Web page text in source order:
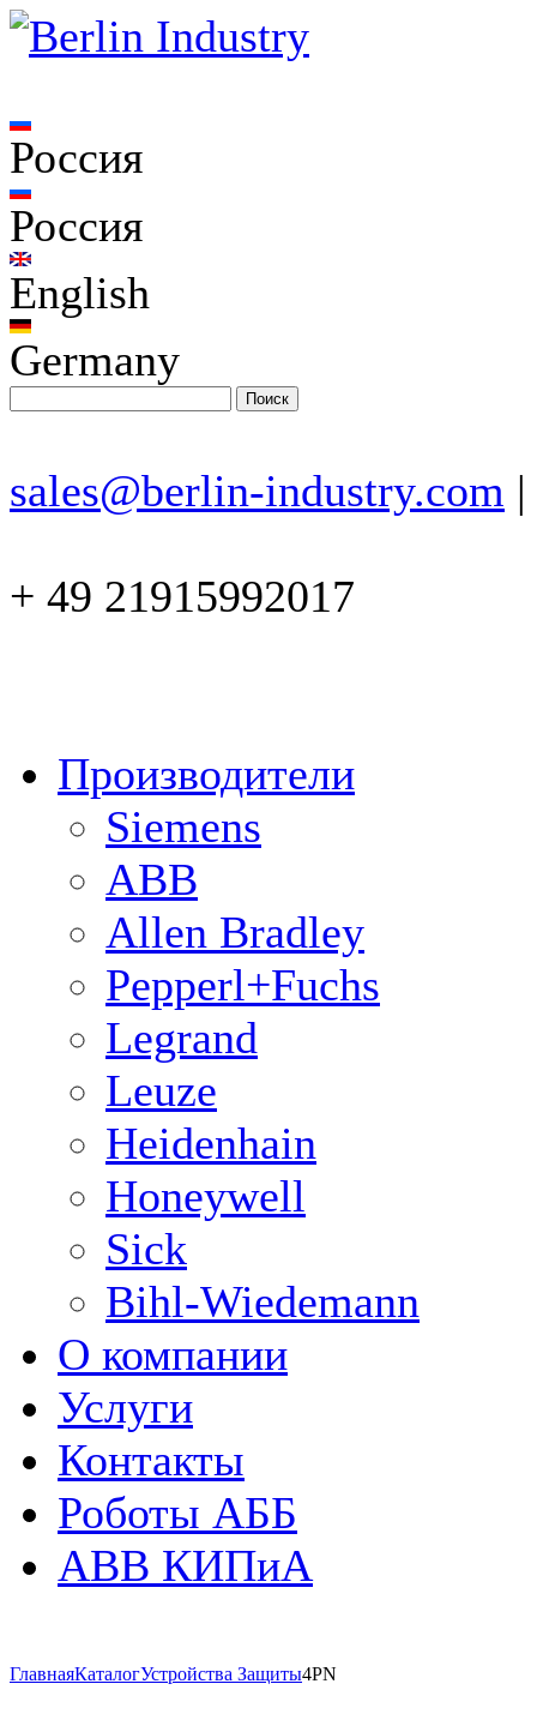
Россия
Россия
English
Germany
sales@berlin-industry.com |
+ 49 21915992017
Производители
Siemens
ABB
Allen Bradley
Pepperl+Fuchs
Legrand
Leuze
Heidenhain
Honeywell
Sick
Bihl-Wiedemann
О компании
Услуги
Контакты
Роботы АББ
ABB КИПиА
ГлавнаяКаталогУстройства Защиты4PN